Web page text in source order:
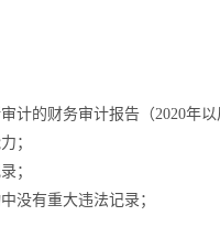
计的财务审计报告（2020年以
；
；
没有重大违法记录；